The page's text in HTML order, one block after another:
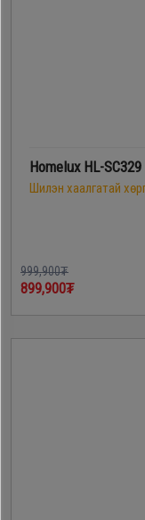
Homelux HL-
Шилэн хаалгатай
999,900₮
899,900₮